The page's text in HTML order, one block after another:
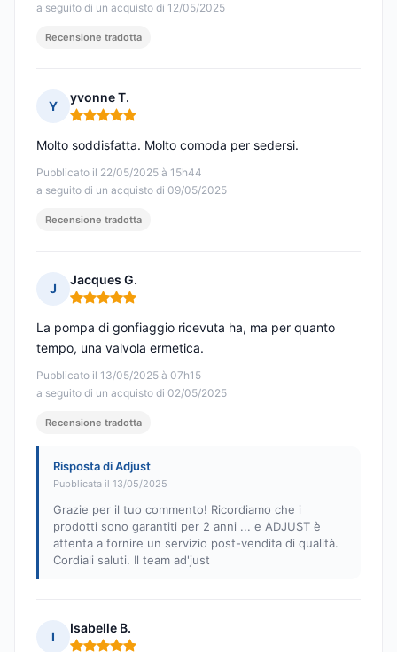
a seguito di un acquisto di 12/05/2025
Recensione tradotta
Y
yvonne T.
Nota: 5 su 5
Pubblicato il 22/05/2025 à 15h44
a seguito di un acquisto di 09/05/2025
Molto soddisfatta. Molto comoda per sedersi.
Recensione tradotta
J
Jacques G.
Nota: 5 su 5
Pubblicato il 13/05/2025 à 07h15
a seguito di un acquisto di 02/05/2025
La pompa di gonfiaggio ricevuta ha, ma per quanto
tempo, una valvola ermetica.
Recensione tradotta
Risposta di Adjust
Pubblicata il 13/05/2025
Grazie per il tuo commento! Ricordiamo che i
prodotti sono garantiti per 2 anni ... e ADJUST è
attenta a fornire un servizio post-vendita di qualità.
Cordiali saluti. Il team ad'just
I
Isabelle B.